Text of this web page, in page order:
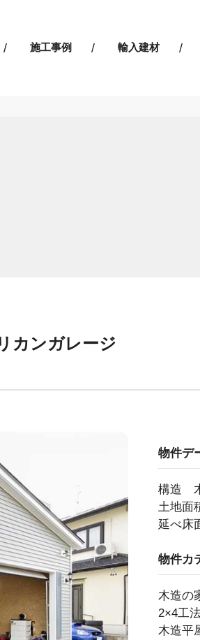
施工事例 輸入建材
カンガレージ
物件デ
構造
土地面
延べ床
物件カ
木造の
2×4工
木造平